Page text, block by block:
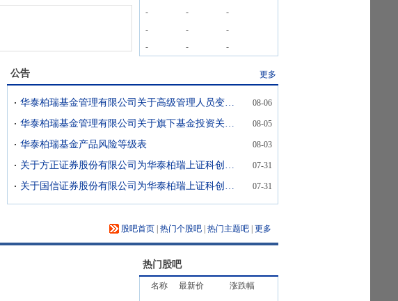
-
-
-
-
-
-
-
- -
公告 更多
华泰柏瑞基金管理有限公司关于高级管理人员变更的公告 08-06
华泰柏瑞基金管理有限公司关于旗下基金投资关联方承销期内承销证券的公告(2) 08-05
华泰柏瑞基金产品风险等级表 08-03
关于方正证券股份有限公司为华泰柏瑞上证科创板半导体材料设备主题交易型开放式指数证券投资基金提供一般做市服务的公告 07-31
关于国信证券股份有限公司为华泰柏瑞上证科创板半导体材料设备主题交易型开放式指数证券投资基金提供一般做市服务的公告 07-31
股吧首页 热门个股吧 热门主题吧 更多
热门股吧
名称 最新价
涨跌幅